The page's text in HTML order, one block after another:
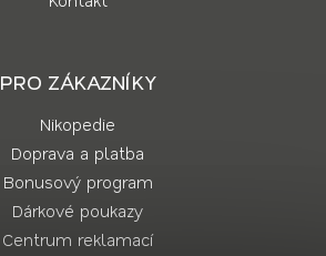
PRO ZÁKAZNÍKY
Nikopedie
Doprava a platba
Bonusový program
Dárkové poukazy
Centrum reklamací